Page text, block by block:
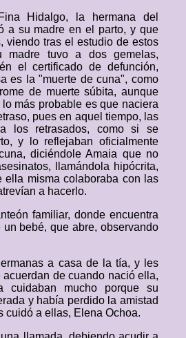
Hidalgo, la hermana del
a su madre en el parto, y que
viendo tras el estudio de estos
madre tuvo a dos gemelas,
el certificado de defunción,
es la "muerte de cuna", como
de muerte súbita, aunque
más probable es que naciera
pues en aquel tiempo, las
los retrasados, como si se
y lo reflejaban oficialmente
diciéndole Amaia que no
llamándola hipócrita,
ella misma colaboraba con las
a hacerlo.
familiar, donde encuentra
un bebé, que abre, observando
a casa de la tía, y les
de cuando nació ella,
cuidaban mucho porque su
y había perdido la amistad
cuidó a ellas, Elena Ochoa.